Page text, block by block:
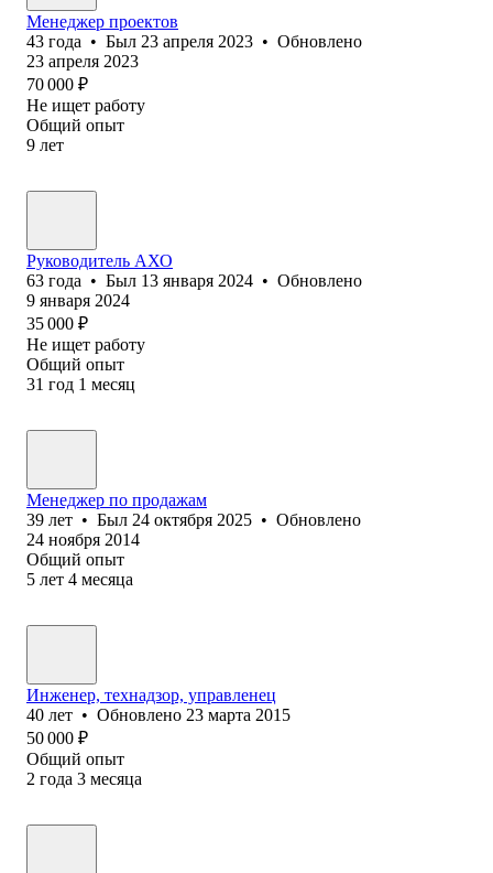
Менеджер проектов
43 года • Был 23 апреля 2023 • Обновлено
23 апреля 2023
70 000 ₽
Не ищет работу
Общий опыт
9 лет
Руководитель АХО
63 года • Был 13 января 2024 • Обновлено
9 января 2024
35 000 ₽
Не ищет работу
Общий опыт
31 год 1 месяц
Менеджер по продажам
39 лет • Был 24 октября 2025 • Обновлено
24 ноября 2014
Общий опыт
5 лет 4 месяца
Инженер, технадзор, управленец
40 лет • Обновлено 23 марта 2015
50 000 ₽
Общий опыт
2 года 3 месяца